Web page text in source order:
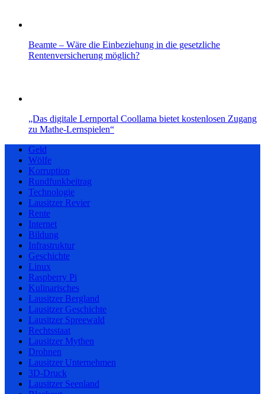
Beamte – Wäre die Einbeziehung in die gesetzliche
Rentenversicherung möglich?
„Das digitale Lernportal Coollama bietet kostenlosen Zugang
zu Mathe-Lernspielen“
Geld
Wölfe
Korruption
Rundfunkbeitrag
Technologie
Lausitzer Revier
Rente
Internet
Bildung
Infrastruktur
Geschichte
Linux
Raspberry Pi
Kulinarisches
Lausitzer Bergland
Lausitzer Geschichte
Lausitzer Spreewald
Rechtsstaat
Lausitzer Mythen
Drohnen
Lausitzer Unternehmen
3D-Druck
Lausitzer Seenland